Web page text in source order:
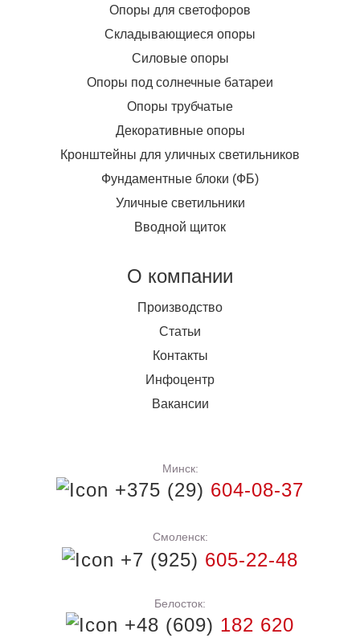
Опоры для светофоров
Складывающиеся опоры
Силовые опоры
Опоры под солнечные батареи
Опоры трубчатые
Декоративные опоры
Кронштейны для уличных светильников
Фундаментные блоки (ФБ)
Уличные светильники
Вводной щиток
О компании
Производство
Статьи
Контакты
Инфоцентр
Вакансии
Минск:
+375 (29) 604-08-37
Смоленск:
+7 (925) 605-22-48
Белосток:
+48 (609) 182 620